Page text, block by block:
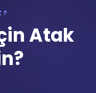
Atak